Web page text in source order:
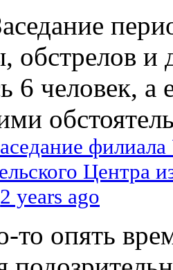
обстрелов и
6 человек, а
Центра
2 years ago
то опять